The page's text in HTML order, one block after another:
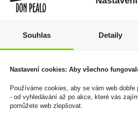
Souhlas Detaily
Nastavení cookies: Aby všechno
Používáme cookies, aby se vám web
- od vyhledávání až po akce, které vás
pomůžete web zlepšovat.